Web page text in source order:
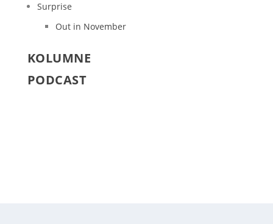
Surprise
Out in November
KOLUMNE
PODCAST